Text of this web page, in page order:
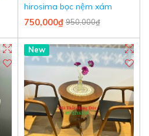
hirosima bọc nệm xám
950,000₫
750,000₫
New